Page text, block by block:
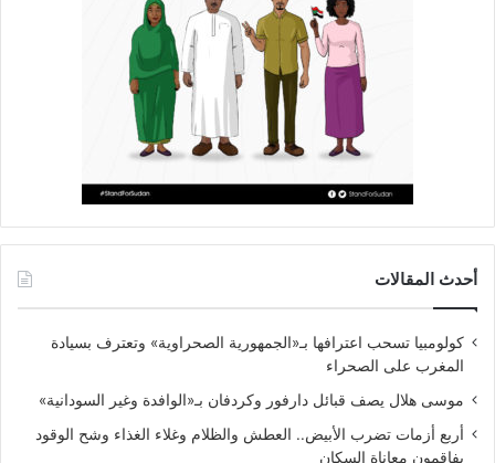
أحدث المقالات
كولومبيا تسحب اعترافها بـ«الجمهورية الصحراوية» وتعترف بسيادة
المغرب على الصحراء
موسى هلال يصف قبائل دارفور وكردفان بـ«الوافدة وغير السودانية»
أربع أزمات تضرب الأبيض.. العطش والظلام وغلاء الغذاء وشح الوقود
يفاقمون معاناة السكان